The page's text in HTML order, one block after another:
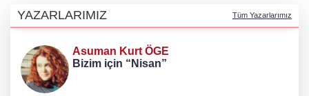
YAZARLARIMIZ Tüm Yazarlarımız
Asuman Kurt ÖGE
Bizim için “Nisan”